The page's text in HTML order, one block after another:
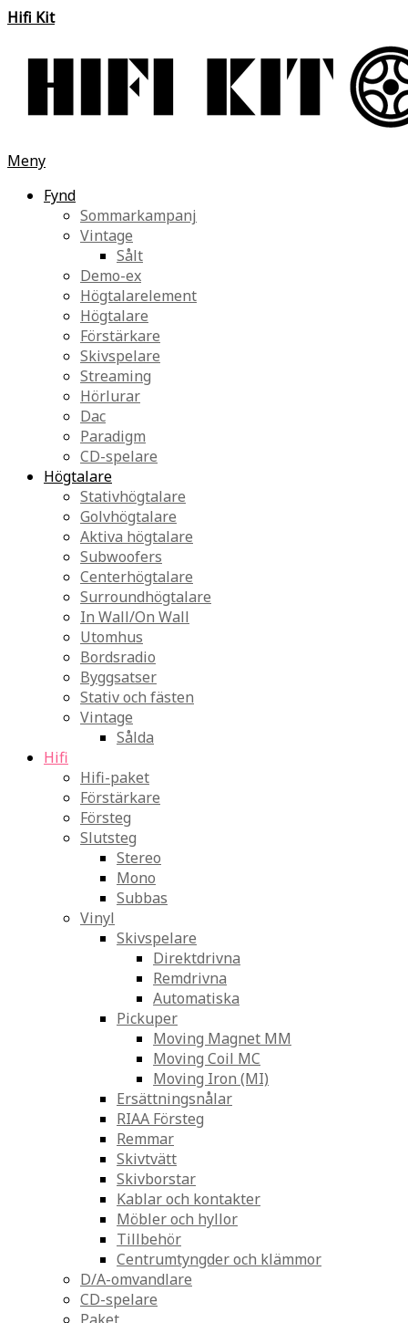
Hifi Kit
Meny
Fynd
Sommarkampanj
Vintage
Sålt
Demo-ex
Högtalarelement
Högtalare
Förstärkare
Skivspelare
Streaming
Hörlurar
Dac
Paradigm
CD-spelare
Högtalare
Stativhögtalare
Golvhögtalare
Aktiva högtalare
Subwoofers
Centerhögtalare
Surroundhögtalare
In Wall/On Wall
Utomhus
Bordsradio
Byggsatser
Stativ och fästen
Vintage
Sålda
Hifi
Hifi-paket
Förstärkare
Försteg
Slutsteg
Stereo
Mono
Subbas
Vinyl
Skivspelare
Direktdrivna
Remdrivna
Automatiska
Pickuper
Moving Magnet MM
Moving Coil MC
Moving Iron (MI)
Ersättningsnålar
RIAA Försteg
Remmar
Skivtvätt
Skivborstar
Kablar och kontakter
Möbler och hyllor
Tillbehör
Centrumtyngder och klämmor
D/A-omvandlare
CD-spelare